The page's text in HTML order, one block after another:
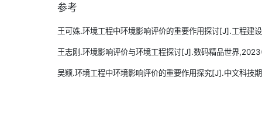
参考
王可姝.环境工程中环境影响评价的重要作用探讨[J].工程建
王志刚.环境影响评价与环境工程探讨[J].数码精品世界
吴颖.环境工程中环境影响评价的重要作用探究[J].中文科